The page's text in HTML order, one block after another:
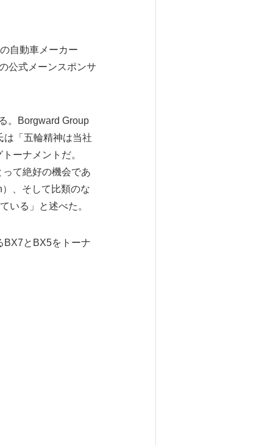
自動車メーカー
公式メーンスポンサ
。Borgward Group
は「五輪精神は当社
ーナメントだ。
て絶好の機会であ
、そして比類のな
いる」と述べた。
BX7とBX5をトーナ